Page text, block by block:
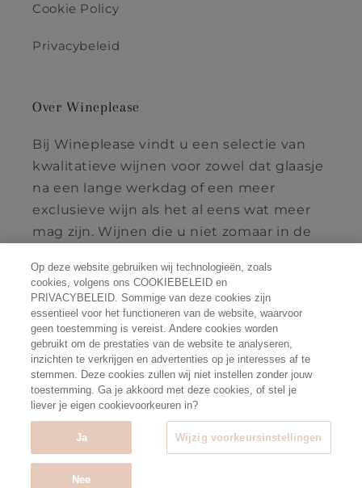
Cookie Policy
Privacybeleid
Over Wineplease
Bij Wineplease vindt u een selectie van
kwalitatieve wijnen voor zowel dat glaasje
na een lange werkdag of een meer
exclusieve wijn als het al eens wat meer
mag zijn. Wijnen die u niet zomaar in de
prijs/kwaliteit verhouding.
FacebookInstagram
Betaalmethoden
wineplease.be
Powered by Shopify - Alcoholmisbruik
Op deze website gebruiken wij technologieën, zoals
cookies, volgens ons COOKIEBELEID en
PRIVACYBELEID. Sommige van deze cookies zijn
essentieel voor het functioneren van de website, waarvoor
geen toestemming is vereist. Andere cookies worden
gebruikt om de prestaties van de website te analyseren,
inzichten te verkrijgen en advertenties op je interesses af te
stemmen. Deze cookies zullen wij niet instellen zonder jouw
toestemming. Ga je akkoord met deze cookies, of stel je
liever je eigen cookievoorkeuren in?
Ja Wijzig voorkeursinstellingen
Nee